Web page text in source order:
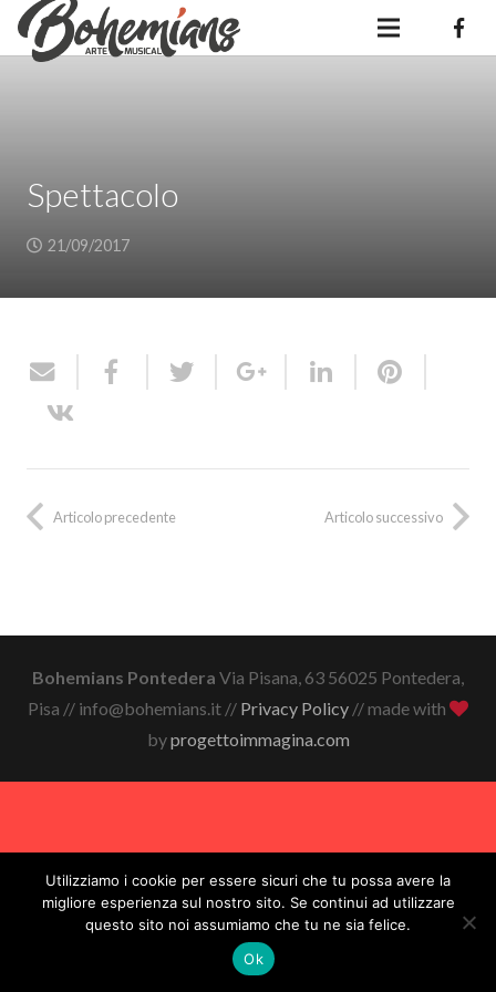
Spettacolo
21/09/2017
Articolo precedente Articolo successivo
Bohemians Pontedera Via Pisana, 63 56025 Pontedera,
Pisa // info@bohemians.it // Privacy Policy// made with
byprogettoimmagina.com
Utilizziamo i cookie per essere sicuri che tu possa avere la
migliore esperienza sul nostro sito. Se continui ad utilizzare
questo sito noi assumiamo che tu ne sia felice.
Ok